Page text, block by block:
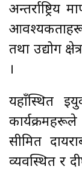
आवश्यकताहरू
तथा उद्योग
।
यहाँस्थित
सीमित
व्यवस्थित र